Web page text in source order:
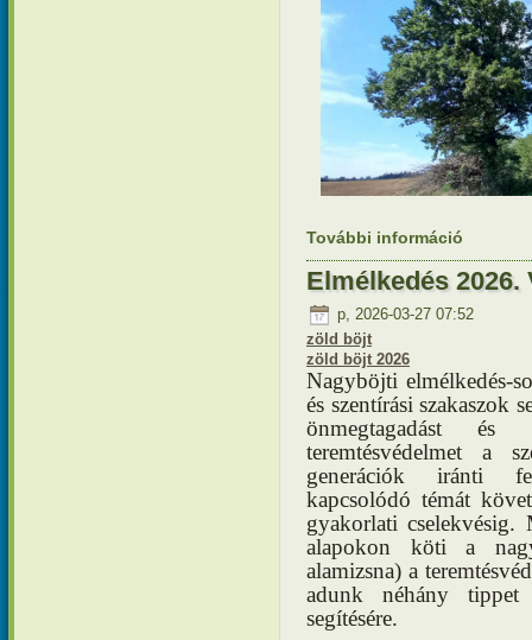
További információ
Elmélkedés
p, 2026-03-27 07:52
zöld böjt
zöld böjt 2026
Nagyböjti elmélkedés-
és szentírási szakaszok
önmegtagadást
teremtésvédelmet a
generációk iránti
kapcsolódó témát
gyakorlati cselekvésig.
alapokon köti a
alamizsna) a
adunk néhány tippet
segítésére.